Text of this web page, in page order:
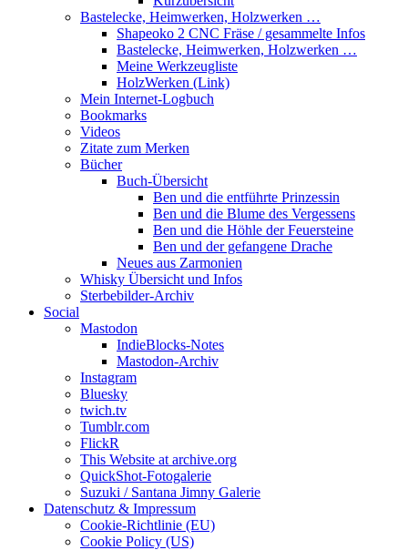
Bastelecke, Heimwerken, Holzwerken …
Shapeoko 2 CNC Fräse / gesammelte Infos
Bastelecke, Heimwerken, Holzwerken …
Meine Werkzeugliste
HolzWerken (Link)
Mein Internet-Logbuch
Bookmarks
Videos
Zitate zum Merken
Bücher
Buch-Übersicht
Ben und die entführte Prinzessin
Ben und die Blume des Vergessens
Ben und die Höhle der Feuersteine
Ben und der gefangene Drache
Neues aus Zarmonien
Whisky Übersicht und Infos
Sterbebilder-Archiv
Social
Mastodon
IndieBlocks-Notes
Mastodon-Archiv
Instagram
Bluesky
twich.tv
Tumblr.com
FlickR
This Website at archive.org
QuickShot-Fotogalerie
Suzuki / Santana Jimny Galerie
Datenschutz & Impressum
Cookie-Richtlinie (EU)
Cookie Policy (US)